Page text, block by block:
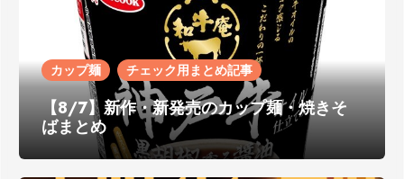
カップ麺 チェック用まとめ記事
【8/7】新作・新発売のカップ麺・焼きそ
ばまとめ